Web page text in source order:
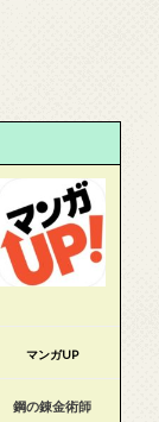
マンガUP
鋼の錬金術師